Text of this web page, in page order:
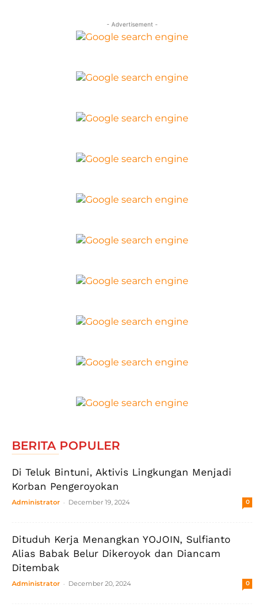
- Advertisement -
BERITA POPULER
Di Teluk Bintuni, Aktivis Lingkungan Menjadi
Korban Pengeroyokan
Administrator - December 19, 2024 0
Dituduh Kerja Menangkan YOJOIN, Sulfianto
Alias Babak Belur Dikeroyok dan Diancam
Ditembak
Administrator - December 20, 2024 0